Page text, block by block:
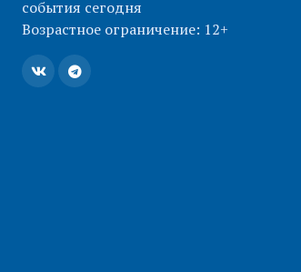
события сегодня
Возрастное ограничение: 12+